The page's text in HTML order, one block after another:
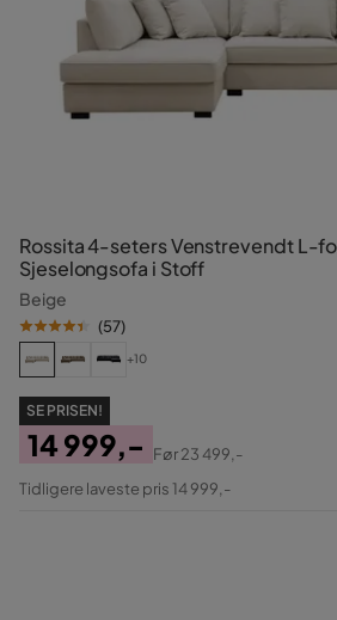
Rossita 4-seters Venstrevendt L-
Sjeselongsofa i Stoff
Beige
(57)
+10
SE PRISEN!
Pris
14 999,-
Original
Før23 499,-
Tidligere laveste pris 14 999,-